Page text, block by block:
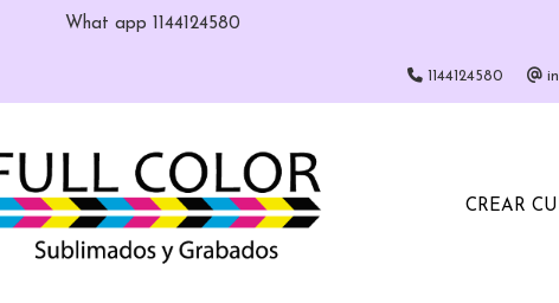
What app 1144124580
1144124580
CREAR